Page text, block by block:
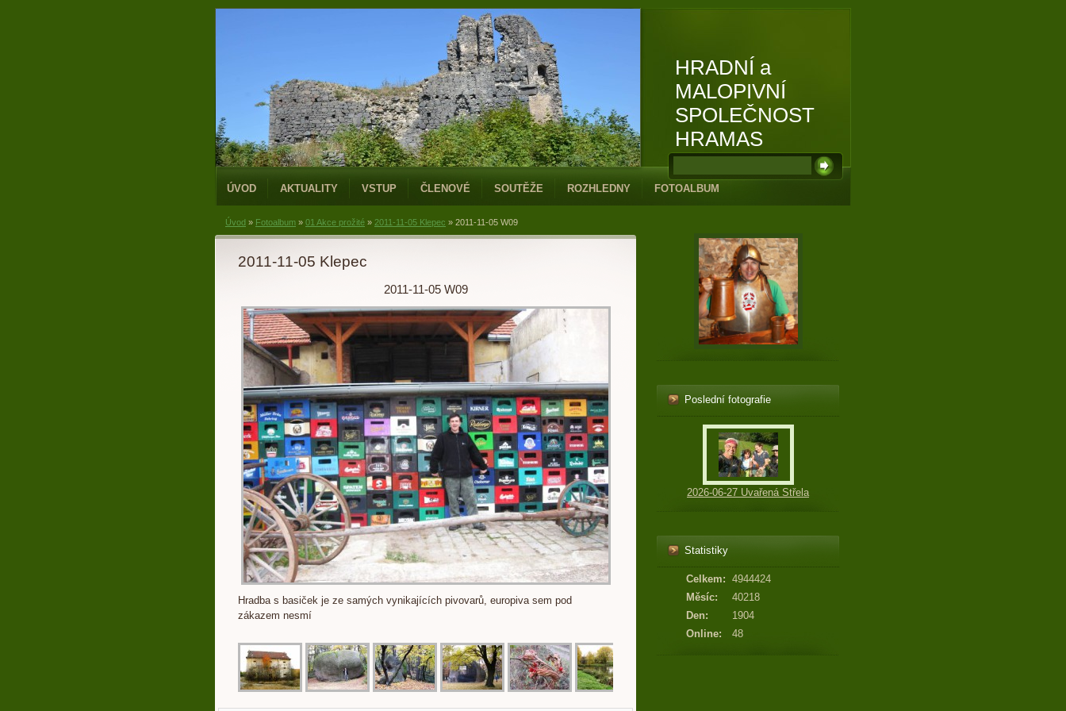
HRADNÍ a
MALOPIVNÍ
SPOLEČNOST
HRAMAS
ÚVOD AKTUALITY VSTUP ČLENOVÉ SOUTĚŽE ROZHLEDNY FOTOALBUM
Úvod » Fotoalbum » 01 Akce prožité » 2011-11-05 Klepec » 2011-11-05 W09
2011-11-05 Klepec
2011-11-05 W09
Hradba s basiček je ze samých vynikajících pivovarů, europiva sem pod
zákazem nesmí
Poslední fotografie
2026-06-27 Uvařená Střela
Statistiky
Online: 48
Celkem: 4944424
Měsíc:
40218
Den:
1904